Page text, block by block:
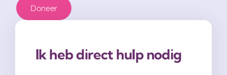
Doneer
Ik heb direct hulp nodig